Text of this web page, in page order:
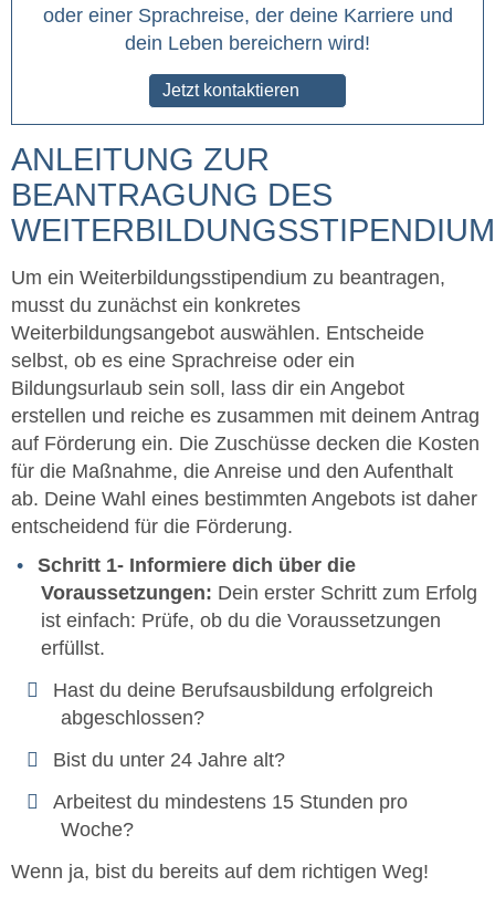
oder einer Sprachreise, der deine Karriere und
dein Leben bereichern wird!
Jetzt kontaktieren
ANLEITUNG ZUR
BEANTRAGUNG DES
WEITERBILDUNGSSTIPENDIUM
Um ein Weiterbildungsstipendium zu beantragen,
musst du zunächst ein konkretes
Weiterbildungsangebot auswählen. Entscheide
selbst, ob es eine Sprachreise oder ein
Bildungsurlaub sein soll, lass dir ein Angebot
erstellen und reiche es zusammen mit deinem Antrag
auf Förderung ein. Die Zuschüsse decken die Kosten
für die Maßnahme, die Anreise und den Aufenthalt
ab. Deine Wahl eines bestimmten Angebots ist daher
entscheidend für die Förderung.
Schritt 1- Informiere dich über die
Voraussetzungen: Dein erster Schritt zum Erfolg
ist einfach: Prüfe, ob du die Voraussetzungen
erfüllst.
Hast du deine Berufsausbildung erfolgreich
abgeschlossen?
Bist du unter 24 Jahre alt?
Arbeitest du mindestens 15 Stunden pro
Woche?
Wenn ja, bist du bereits auf dem richtigen Weg!